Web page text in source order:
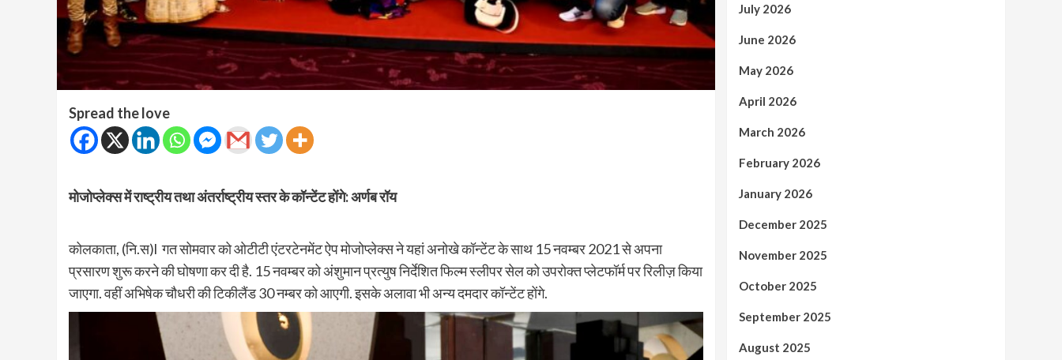
Spread the love
मोजोप्लेक्स में राष्ट्रीय तथा अंतर्राष्ट्रीय स्तर के कॉन्टेंट होंगे: अर्णब रॉय
कोलकाता, (नि.स)l गत सोमवार को ओटीटी एंटरटेनमेंट ऐप मोजोप्लेक्स ने यहां अनोखे कॉन्टेंट के साथ 15 नवम्बर 2021 से अपना
प्रसारण शुरू करने की घोषणा कर दी है. 15 नवम्बर को अंशुमान प्रत्युष निर्देशित फिल्म स्लीपर सेल को उपरोक्त प्लेटफॉर्म पर रिलीज़ किया
जाएगा. वहीं अभिषेक चौधरी की टिकीलैंड 30 नम्बर को आएगी. इसके अलावा भी अन्य दमदार कॉन्टेंट होंगे.
July 2026
June 2026
May 2026
April 2026
March 2026
February 2026
January 2026
December 2025
November 2025
October 2025
September 2025
August 2025